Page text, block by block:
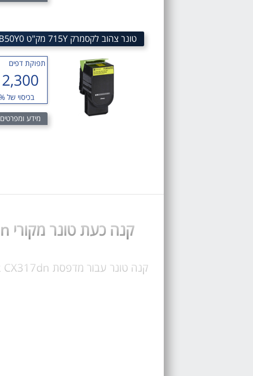
טונר צהוב לקסמרק 715Y מק"ט 715Y Yellow TONER LEXMARK 71B50Y0
תפוקת דפים
2,300
בכיסוי של 5%
מידע ומפרטים
קנה כעת טונר מקורי Lexmark CX317dn תואם Lexmark CX317dn